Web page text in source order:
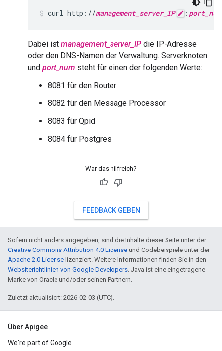
curl http://management_server_IP : port_num
Dabei ist management_server_IP die IP-Adresse
oder den DNS-Namen der Verwaltung. Serverknoten
und port_num steht für einen der folgenden Werte:
8081 für den Router
8082 für den Message Processor
8083 für Qpid
8084 für Postgres
War das hilfreich?
FEEDBACK GEBEN
Sofern nicht anders angegeben, sind die Inhalte dieser Seite unter der
Creative Commons Attribution 4.0 License und Codebeispiele unter der
Apache 2.0 License lizenziert. Weitere Informationen finden Sie in den
Websiterichtlinien von Google Developers. Java ist eine eingetragene
Marke von Oracle und/oder seinen Partnern.
Zuletzt aktualisiert: 2026-02-03 (UTC).
Über Apigee
We're part of Google